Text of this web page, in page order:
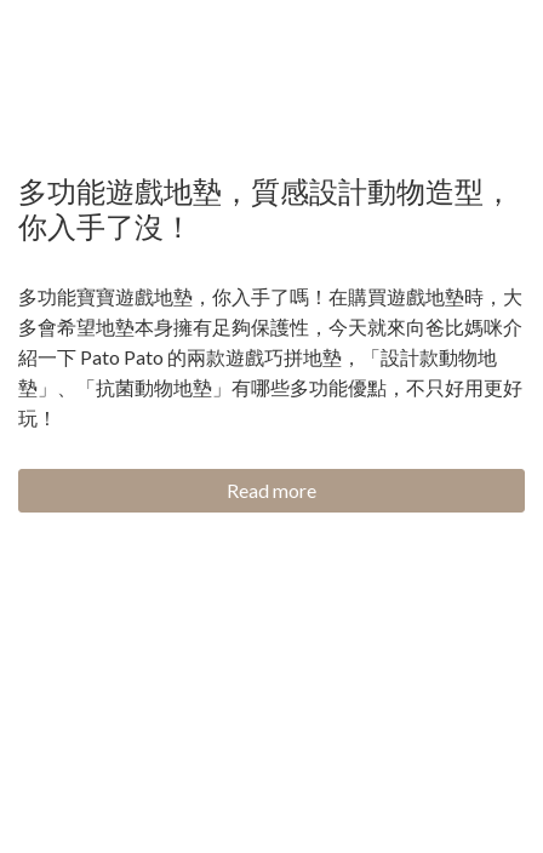
多功能遊戲地墊，質感設計動物造型，
你入手了沒！
多功能寶寶遊戲地墊，你入手了嗎！在購買遊戲地墊時，大
多會希望地墊本身擁有足夠保護性，今天就來向爸比媽咪介
紹一下 Pato Pato 的兩款遊戲巧拼地墊，「設計款動物地
墊」、「抗菌動物地墊」有哪些多功能優點，不只好用更好
玩！
Read more